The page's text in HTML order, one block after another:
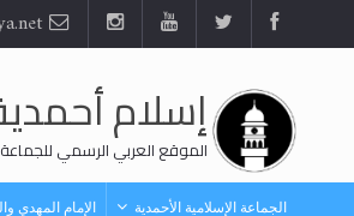
إسلام
الموقع العربي الرسمي
الجماعة الإسلامية الأحمدية الإمام المهدي